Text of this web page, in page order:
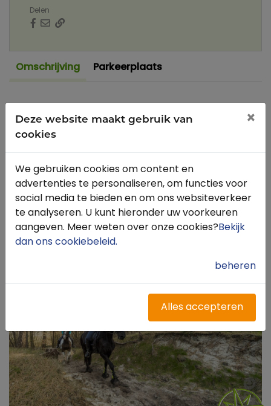
Delen
Omschrijving Parkeerplaats
menvereniging ‘De Mennoruiters’. Er worden
diverse activiteiten georganiseerd. Lengte 8,5 km
ruiterroute Typering route: Vlak, bosachtig,
zandwegen Ondergrond: Verhard en deels
onverhard (menners en ruiters) / Berm (ruiters)
Bron: www.paardrijdenfryslan.nl
Deze website maakt gebruik van
cookies
×
We gebruiken cookies om content en
advertenties te personaliseren, om functies voor
social media te bieden en om ons websiteverkeer
te analyseren. U kunt hieronder uw voorkeuren
aangeven. Meer weten over onze cookies? Bekijk
dan ons cookiebeleid.
beheren
Alles accepteren